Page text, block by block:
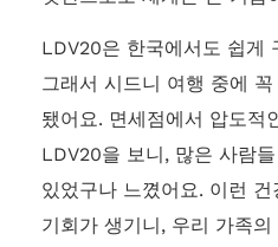
LDV20은 한국에서도 쉽게
그래서 시드니 여행 중에
됐어요. 면세점에서 압도적
LDV20을 보니, 많은 사람
있었구나 느꼈어요. 이런
기회가 생기니, 우리 가족